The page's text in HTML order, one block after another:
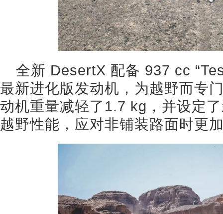
全新 DesertX 配备 937 cc
最新进化版发动机，为越野而专
动机重量减轻了1.7 kg，并设定
越野性能，应对非铺装路面时更